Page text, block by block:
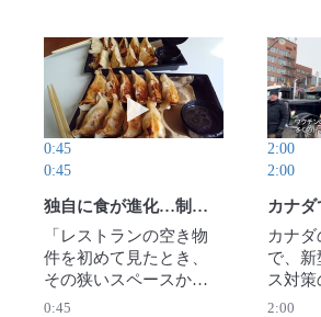
30日公開
じた。男性は塔外側の
装飾部分に立ったまま
長時間とどまってお
り、警察や消防が救助
活動を行った。【撮
影・猪森 万里夏】（２
０２５年３月９日公
開）
たこと
し、カ
大きな
てい
体は子
に400
発掘作
の捜査
歳児の
【撮
2023
動画を再生 独自に食が
0:45
0:45
独自に食が進化…制裁下を生きるロシアの人々 本格的なギョーザを提供するレストランも
「レストランの空き物
件を初めて見たとき、
その狭いスペースから
東京で入ったギョーザ
0:45
2:00
2:00
カナダ
で、
ス対
るトラ
2:00